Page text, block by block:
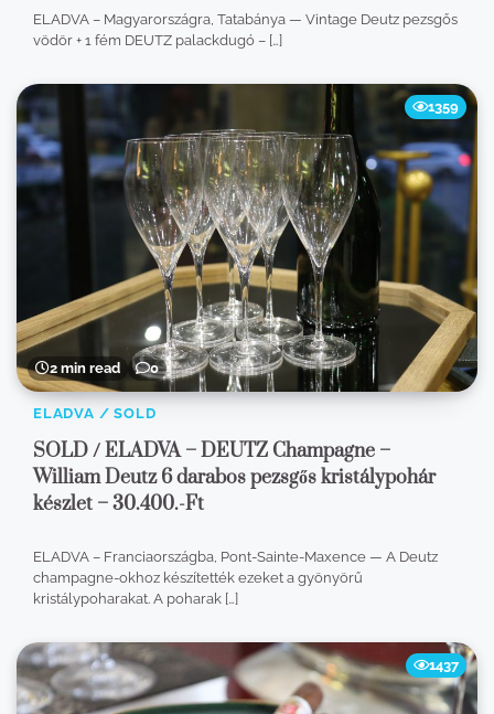
ELADVA – Magyarországra, Tatabánya — Vintage Deutz pezsgős
vödör + 1 fém DEUTZ palackdugó – […]
2 min read 0
1359
ELADVA / SOLD
SOLD / ELADVA – DEUTZ Champagne –
William Deutz 6 darabos pezsgős kristálypohár
készlet – 30.400.-Ft
ELADVA – Franciaországba, Pont-Sainte-Maxence — A Deutz
champagne-okhoz készítették ezeket a gyönyörű
kristálypoharakat. A poharak […]
1437